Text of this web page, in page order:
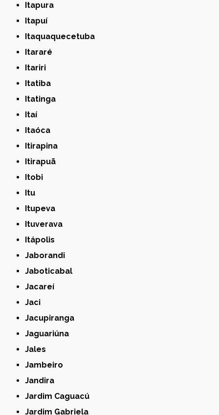
Itapura
Itapuí
Itaquaquecetuba
Itararé
Itariri
Itatiba
Itatinga
Itaí
Itaóca
Itirapina
Itirapuã
Itobi
Itu
Itupeva
Ituverava
Itápolis
Jaborandi
Jaboticabal
Jacareí
Jaci
Jacupiranga
Jaguariúna
Jales
Jambeiro
Jandira
Jardim Caguacú
Jardim Gabriela